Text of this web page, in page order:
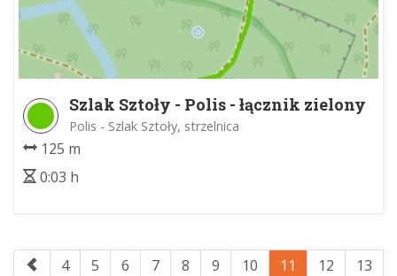
Szlak Sztoły - Polis - łącznik zielony
nr 2
Polis - Szlak Sztoły, strzelnica
125 m
0:03 h
4 5 6 7 8 9 10 11 12 13